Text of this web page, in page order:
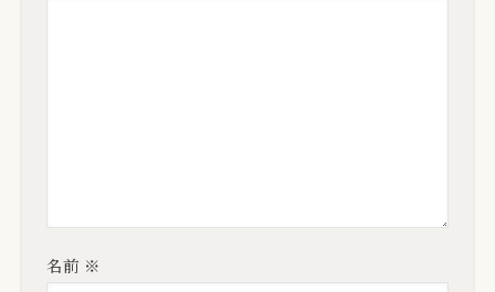
名前 ※